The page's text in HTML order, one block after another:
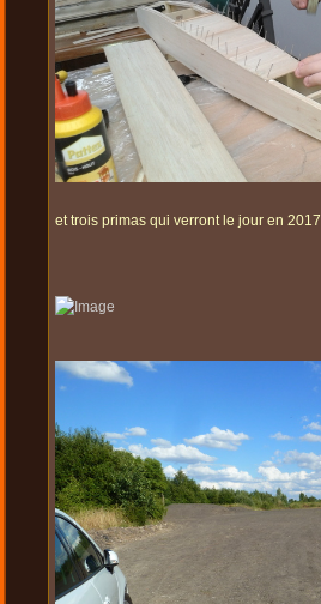
et trois primas qui verront le jour en 2017